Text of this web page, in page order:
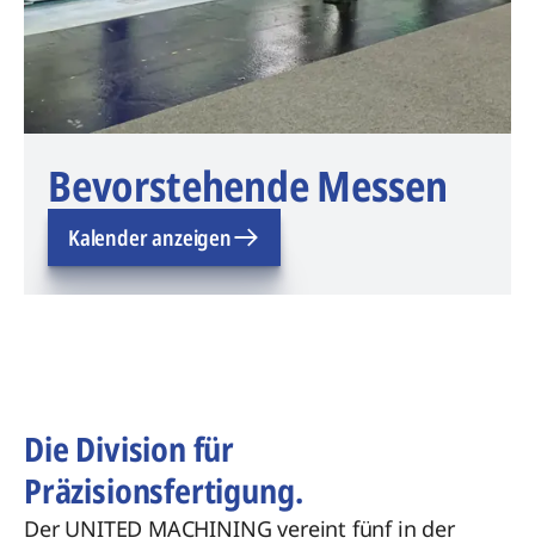
Bevorstehende Messen
Kalender anzeigen
Die Division für
Präzisionsfertigung.
Der UNITED MACHINING vereint fünf in der